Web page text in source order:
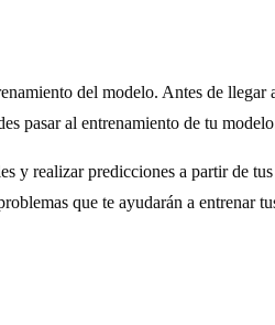
del modelo. Antes de llegar
pasar al entrenamiento de tu
y realizar predicciones a partir de
que te ayudarán a entrenar